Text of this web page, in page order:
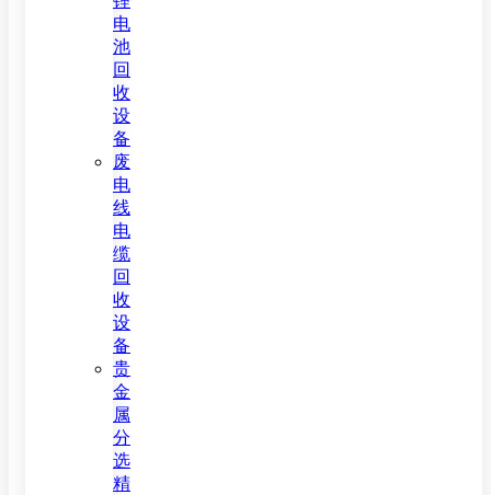
电
池
回
收
设
备
废
电
线
电
缆
回
收
设
备
贵
金
属
分
选
精